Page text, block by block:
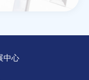
中心